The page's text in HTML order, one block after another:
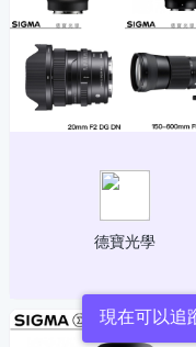
德寶光學
現在可以追